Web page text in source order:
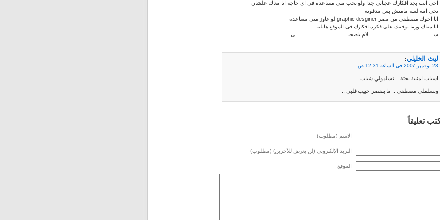
اخى انت بجد افكارك عجبانى جدا ولو تحب منى مساعدة فى اى حاجة انا معاك علشان
نحى امه لسه مامتش بس مدفونة
انا اخوك مصطفى من مصر graphic desginer لو عاوز منى مساعدة
انا معاك وربنا يوفقك على فكرة افكارك فى الموقع هايلة
ســــــــــــــــــــــــــــــــــــــــــــلام ياصحبــــــــــــــــــــــــــــــــــــى
ليث الخليلي:
23 نوفمبر 2007 في الساعة 12:31 ص
اسباب امنبية بحتة .. تسلمولي شباب ..
وتسلملي مصطفى .. ما بتقصر حبيب قلبي ..
تعليقاً
الاسم (مطلوب)
البريد الإلكتروني (لن يعرض للآخرين) (مطلوب)
الموقع